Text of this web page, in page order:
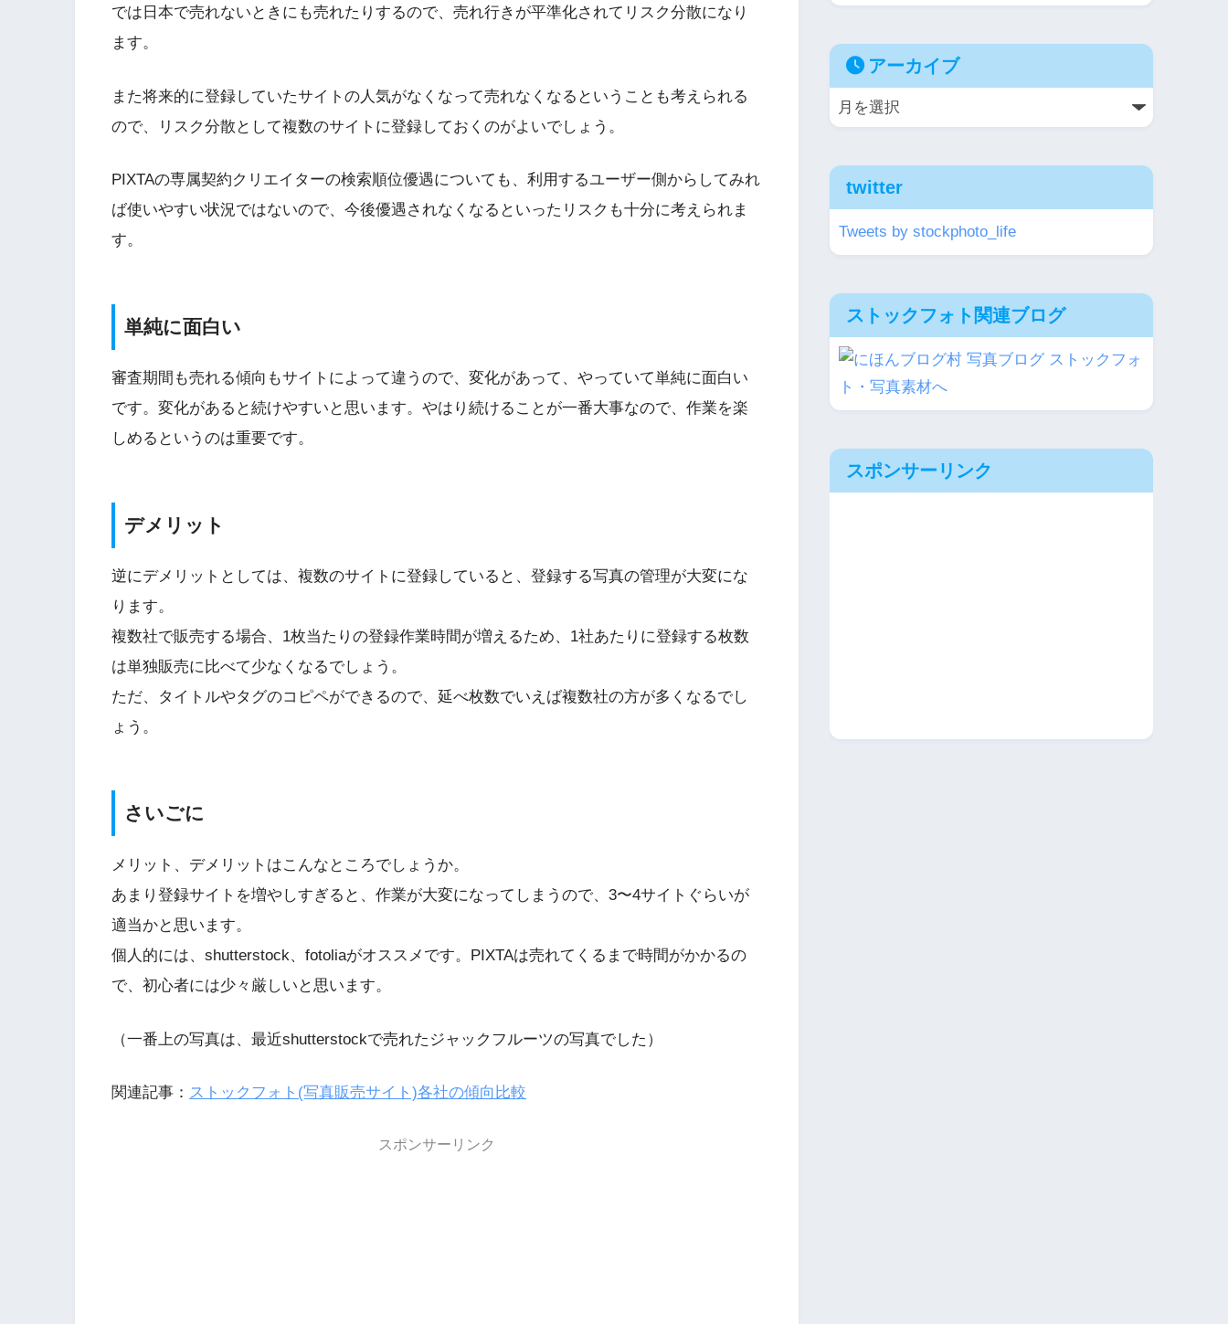
では日本で売れないときにも売れたりするので、売れ行きが平準化されてリスク分散になり
ます。
また将来的に登録していたサイトの人気がなくなって売れなくなるということも考えられる
ので、リスク分散として複数のサイトに登録しておくのがよいでしょう。
PIXTAの専属契約クリエイターの検索順位優遇についても、利用するユーザー側からしてみれ
ば使いやすい状況ではないので、今後優遇されなくなるといったリスクも十分に考えられま
す。
単純に面白い
審査期間も売れる傾向もサイトによって違うので、変化があって、やっていて単純に面白い
です。変化があると続けやすいと思います。やはり続けることが一番大事なので、作業を楽
しめるというのは重要です。
デメリット
逆にデメリットとしては、複数のサイトに登録していると、登録する写真の管理が大変にな
ります。
複数社で販売する場合、1枚当たりの登録作業時間が増えるため、1社あたりに登録する枚数
は単独販売に比べて少なくなるでしょう。
ただ、タイトルやタグのコピペができるので、延べ枚数でいえば複数社の方が多くなるでし
ょう。
さいごに
メリット、デメリットはこんなところでしょうか。
あまり登録サイトを増やしすぎると、作業が大変になってしまうので、3〜4サイトぐらいが
適当かと思います。
個人的には、shutterstock、fotoliaがオススメです。PIXTAは売れてくるまで時間がかかるの
で、初心者には少々厳しいと思います。
（一番上の写真は、最近shutterstockで売れたジャックフルーツの写真でした）
関連記事： ストックフォト(写真販売サイト)各社の傾向比較
スポンサーリンク
アーカイブ
twitter
Tweets by stockphoto_life
ストックフォト関連ブログ
スポンサーリンク